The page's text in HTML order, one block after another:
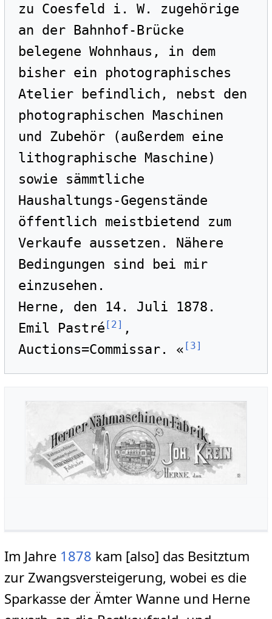
zu Coesfeld i. W. zugehörige
an der Bahnhof-Brücke
belegene Wohnhaus, in dem
bisher ein photographisches
Atelier befindlich, nebst den
photographischen Maschinen
und Zubehör (außerdem eine
lithographische Maschine)
sowie sämmtliche
Haushaltungs-Gegenstände
öffentlich meistbietend zum
Verkaufe aussetzen. Nähere
Bedingungen sind bei mir
einzusehen.
Herne, den 14. Juli 1878.
Emil Pastré [ 2] ,
Auctions=Commissar. « [ 3]
Im Jahre 1878 kam [also] das Besitztum
zur Zwangsversteigerung, wobei es die
Sparkasse der Ämter Wanne und Herne